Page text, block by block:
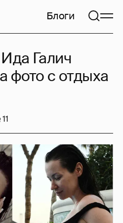
Блоги
Галич
фото с отдыха
11